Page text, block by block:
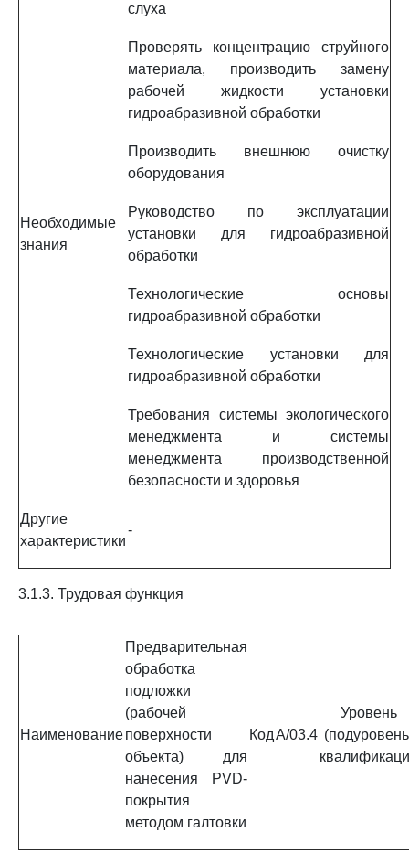
слуха
Проверять концентрацию струйного
материала, производить замену
рабочей жидкости установки
гидроабразивной обработки
Производить внешнюю очистку
оборудования
Необходимые
знания
Руководство по эксплуатации
установки для гидроабразивной
обработки
Технологические основы
гидроабразивной обработки
Технологические установки для
гидроабразивной обработки
Требования системы экологического
менеджмента и системы
менеджмента производственной
безопасности и здоровья
Другие
характеристики
-
3.1.3. Трудовая функция
Наименование
Предварительная
обработка
подложки
(рабочей
поверхности
объекта) для
нанесения PVD-
покрытия
методом галтовки
КодA/03.4
Уровень